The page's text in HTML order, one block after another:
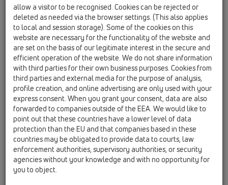
Podlahová vpust DN40/50 s
ležatým odtokem, s izolační
přírubou, ZU standard - vodní,
nerez 132x132mm/ kryt pro
dlažbu nerez 112x112mm
allow a visitor to be recognised. Cookies can be rejected or
deleted as needed via the browser settings. (This also applies
to local and session storage). Some of the cookies on this
website are necessary for the functionality of the website and
are set on the basis of our legitimate interest in the secure and
efficient operation of the website. We do not share information
with third parties for their own business purposes. Cookies from
third parties and external media for the purpose of analysis,
profile creation, and online advertising are only used with your
express consent. When you grant your consent, data are also
forwarded to companies outside of the EEA. We would like to
point out that these countries have a lower level of data
protection than the EU and that companies based in these
countries may be obligated to provide data to courts, law
enforcement authorities, supervisory authorities, or security
agencies without your knowledge and with no opportunity for
you to object.